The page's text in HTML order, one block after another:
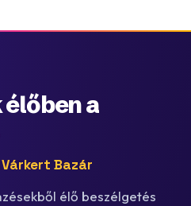
a
Bazár
élő beszélgetés